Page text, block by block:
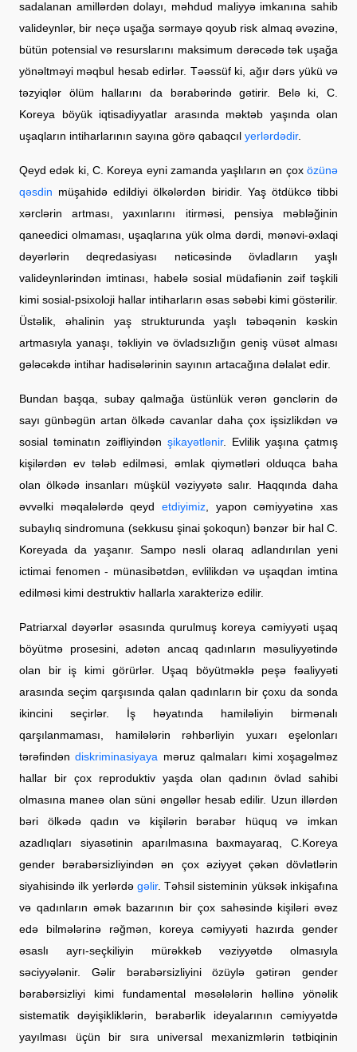
sadalanan amillərdən dolayı, məhdud maliyyə imkanına sahib
valideynlər, bir neçə uşağa sərmayə qoyub risk almaq əvəzinə,
bütün potensial və resurslarını maksimum dərəcədə tək uşağa
yönəltməyi məqbul hesab edirlər. Təəssüf ki, ağır dərs yükü və
təzyiqlər ölüm hallarını da bərabərində gətirir. Belə ki, C.
Koreya böyük iqtisadiyyatlar arasında məktəb yaşında olan
uşaqların intiharlarının sayına görə qabaqcıl yerlərdədir.
Qeyd edək ki, C. Koreya eyni zamanda yaşlıların ən çox özünə
qəsdin müşahidə edildiyi ölkələrdən biridir. Yaş ötdükcə tibbi
xərclərin artması, yaxınlarını itirməsi, pensiya məbləğinin
qaneedici olmaması, uşaqlarına yük olma dərdi, mənəvi-əxlaqi
dəyərlərin deqredasiyası nəticəsində övladların yaşlı
valideynlərindən imtinası, habelə sosial müdafiənin zəif təşkili
kimi sosial-psixoloji hallar intiharların əsas səbəbi kimi göstərilir.
Üstəlik, əhalinin yaş strukturunda yaşlı təbəqənin kəskin
artmasıyla yanaşı, təkliyin və övladsızlığın geniş vüsət alması
gələcəkdə intihar hadisələrinin sayının artacağına dəlalət edir.
Bundan başqa, subay qalmağa üstünlük verən gənclərin də
sayı günbəgün artan ölkədə cavanlar daha çox işsizlikdən və
sosial təminatın zəifliyindən şikayətlənir. Evlilik yaşına çatmış
kişilərdən ev tələb edilməsi, əmlak qiymətləri olduqca baha
olan ölkədə insanları müşkül vəziyyətə salır. Haqqında daha
əvvəlki məqalələrdə qeyd etdiyimiz , yapon cəmiyyətinə xas
subaylıq sindromuna (sekkusu şinai şokoqun) bənzər bir hal C.
Koreyada da yaşanır. Sampo nəsli olaraq adlandırılan yeni
ictimai fenomen - münasibətdən, evlilikdən və uşaqdan imtina
edilməsi kimi destruktiv hallarla xarakterizə edilir.
Patriarxal dəyərlər əsasında qurulmuş koreya cəmiyyəti uşaq
böyütmə prosesini, adətən ancaq qadınların məsuliyyətində
olan bir iş kimi görürlər. Uşaq böyütməklə peşə fəaliyyəti
arasında seçim qarşısında qalan qadınların bir çoxu da sonda
ikincini seçirlər. İş həyatında hamiləliyin birmənalı
qarşılanmaması, hamilələrin rəhbərliyin yuxarı eşelonları
tərəfindəndiskriminasiyaya məruz qalmaları kimi xoşagəlməz
hallar bir çox reproduktiv yaşda olan qadının övlad sahibi
olmasına maneə olan süni əngəllər hesab edilir. Uzun illərdən
bəri ölkədə qadın və kişilərin bərabər hüquq və imkan
azadlıqları siyasətinin aparılmasına baxmayaraq, C.Koreya
gender bərabərsizliyindən ən çox əziyyət çəkən dövlətlərin
siyahisində ilk yerlərdə gəlir. Təhsil sisteminin yüksək inkişafına
və qadınların əmək bazarının bir çox sahəsində kişiləri əvəz
edə bilmələrinə rəğmən, koreya cəmiyyəti hazırda gender
əsaslı ayrı-seçkiliyin mürəkkəb vəziyyətdə olmasıyla
səciyyələnir. Gəlir bərabərsizliyini özüylə gətirən gender
bərabərsizliyi kimi fundamental məsələlərin həllinə yönəlik
sistematik dəyişikliklərin, bərabərlik ideyalarının cəmiyyətdə
yayılması üçün bir sıra universal mexanizmlərin tətbiqinin